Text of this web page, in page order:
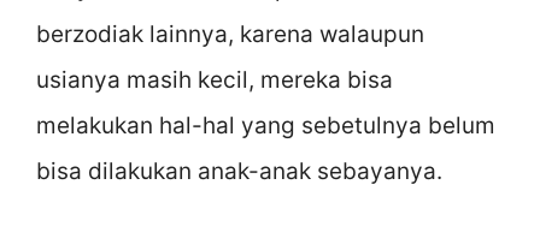
berzodiak lainnya, karena walaupun
usianya masih kecil, mereka bisa
melakukan hal-hal yang sebetulnya belum
bisa dilakukan anak-anak sebayanya.